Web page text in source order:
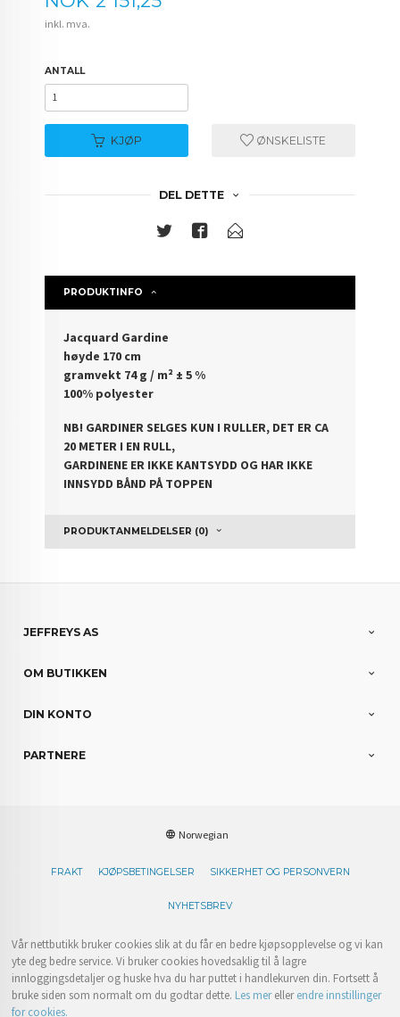
inkl. mva.
ANTALL
KJØP ØNSKELISTE
DEL DETTE
PRODUKTINFO
Jacquard Gardine
høyde 170 cm
gramvekt 74 g / m² ± 5 %
100% polyester
NB! GARDINER SELGES KUN I RULLER, DET ER CA
20 METER I EN RULL,
GARDINENE ER IKKE KANTSYDD OG HAR IKKE
INNSYDD BÅND PÅ TOPPEN
PRODUKTANMELDELSER (0)
JEFFREYS AS
OM BUTIKKEN
DIN KONTO
PARTNERE
Norwegian
FRAKT KJØPSBETINGELSER SIKKERHET OG PERSONVERN
NYHETSBREV
Vår nettbutikk bruker cookies slik at du får en bedre kjøpsopplevelse og vi kan
yte deg bedre service. Vi bruker cookies hovedsaklig til å lagre
innloggingsdetaljer og huske hva du har puttet i handlekurven din. Fortsett å
bruke siden som normalt om du godtar dette. Les merellerendre innstillinger
for cookies.